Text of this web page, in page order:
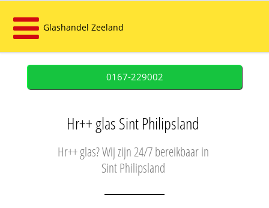
Glashandel Zeeland
0167-229002
Hr++ glas Sint Philipsland
Hr++ glas? Wij zijn 24/7 bereikbaar in
Sint Philipsland